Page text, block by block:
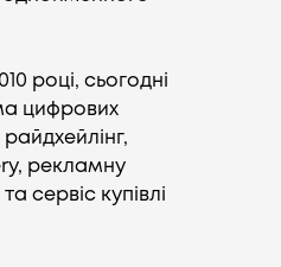
році, сьогодні
цифрових
рекламну
сервіс купівлі